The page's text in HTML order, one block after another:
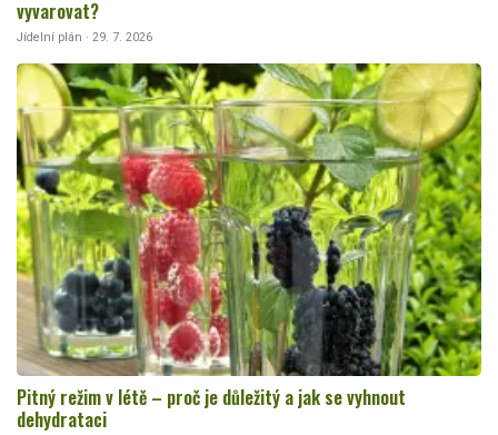
vyvarovat?
Jídelní plán · 29. 7. 2026
Pitný režim v létě – proč je důležitý a jak se vyhnout
dehydrataci